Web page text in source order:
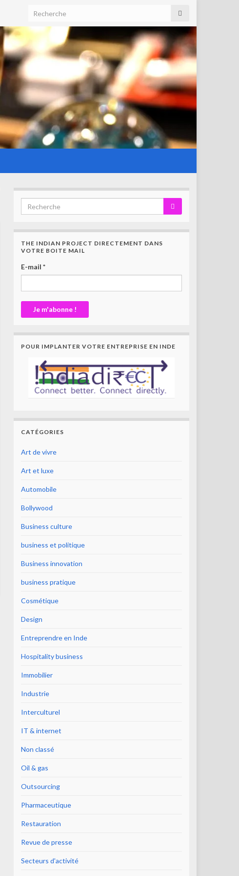
THE INDIAN PROJECT DIRECTEMENT DANS
VOTRE BOITE MAIL
E-mail *
POUR IMPLANTER VOTRE ENTREPRISE EN INDE
CATÉGORIES
Art de vivre
Art et luxe
Automobile
Bollywood
Business culture
business et politique
Business innovation
business pratique
Cosmétique
Design
Entreprendre en Inde
Hospitality business
Immobilier
Industrie
Interculturel
IT & internet
Non classé
Oil & gas
Outsourcing
Pharmaceutique
Restauration
Revue de presse
Secteurs d'activité